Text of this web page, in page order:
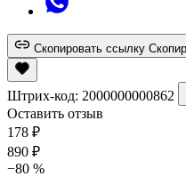
Скопировать ссылку
Штрих-код: 2000000000862
Оставить отзыв
178 ₽
890 ₽
−80 %